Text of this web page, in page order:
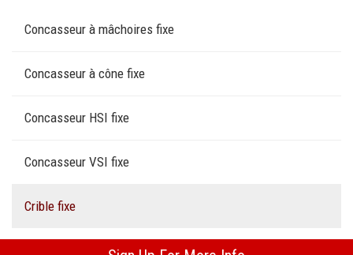
Concasseur à mâchoires fixe
Concasseur à cône fixe
Concasseur HSI fixe
Concasseur VSI fixe
Crible fixe